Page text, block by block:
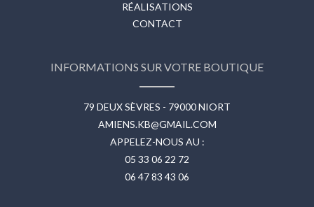
RÉALISATIONS
CONTACT
INFORMATIONS SUR VOTRE BOUTIQUE
79 DEUX SÈVRES - 79000 NIORT
AMIENS.KB@GMAIL.COM
APPELEZ-NOUS AU :
05 33 06 22 72
06 47 83 43 06